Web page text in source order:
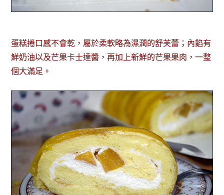
蛋糕捲口感不會乾，屬於柔軟略為濕潤的舒芙蕾；內餡有
鮮奶油以及芒果卡士達醬，再加上新鮮的芒果果肉，一整
個大滿足。